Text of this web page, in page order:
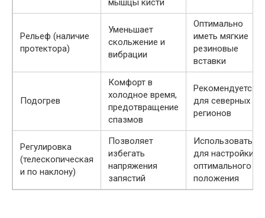
мышцы кисти
Рельеф (наличие
протектора)
Уменьшает
скольжение и
вибрации
Оптимально
иметь мягкие
резиновые
вставки
Подогрев
Комфорт в
холодное время,
предотвращение
спазмов
Рекомендуется
для северных
регионов
Регулировка
(телескопическая
и по наклону)
Позволяет
избегать
напряжения
запястий
Использовать
для настройки
оптимального
положения